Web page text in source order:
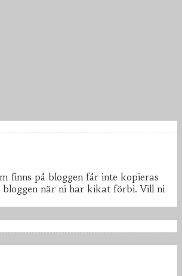
finns på bloggen får inte kopieras
bloggen när ni har kikat förbi. Vill ni